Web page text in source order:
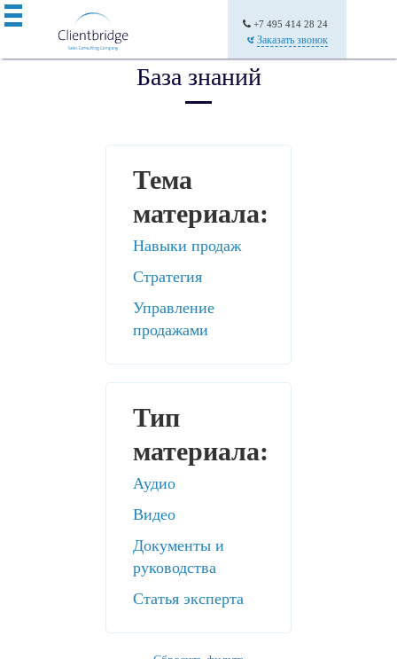
+7 495 414 28 24
Заказать звонок
База знаний
Тема
материала:
Навыки продаж
Стратегия
Управление
продажами
Тип
материала:
Аудио
Видео
Документы и
руководства
Статья эксперта